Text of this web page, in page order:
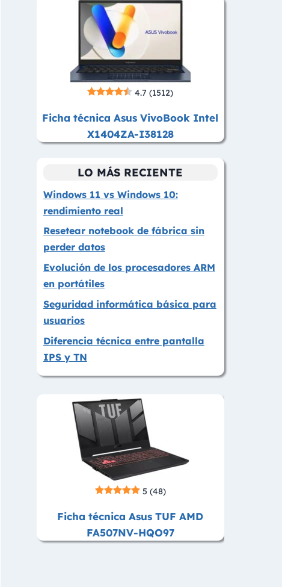
4.7 (1512)
Ficha técnica Asus VivoBook Intel
X1404ZA-I38128
LO MÁS RECIENTE
Windows 11 vs Windows 10:
rendimiento real
Resetear notebook de fábrica sin
perder datos
Evolución de los procesadores ARM
en portátiles
Seguridad informática básica para
usuarios
Diferencia técnica entre pantalla
IPS y TN
5 (48)
Ficha técnica Asus TUF AMD
FA507NV-HQO97